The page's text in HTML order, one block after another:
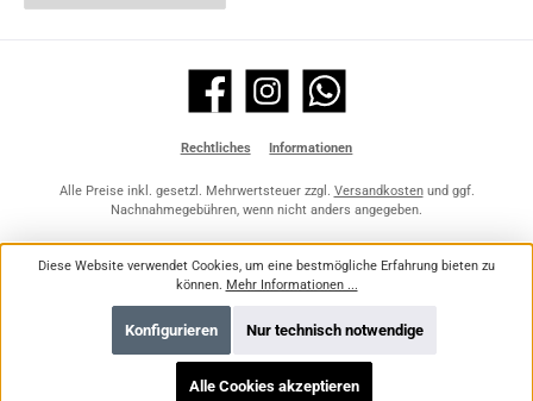
Facebook Instagram WhatsApp
Rechtliches Informationen
Alle Preise inkl. gesetzl. Mehrwertsteuer zzgl. Versandkostenund ggf.
Nachnahmegebühren, wenn nicht anders angegeben.
Diese Website verwendet Cookies, um eine bestmögliche Erfahrung bieten zu
können. Mehr Informationen ...
Nur technisch notwendige
Konfigurieren
Alle Cookies akzeptieren